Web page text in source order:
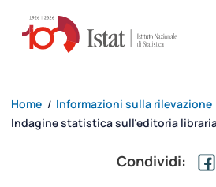
Home / Informazioni sulla rilevazione
Indagine statistica sull’editoria
Condividi: